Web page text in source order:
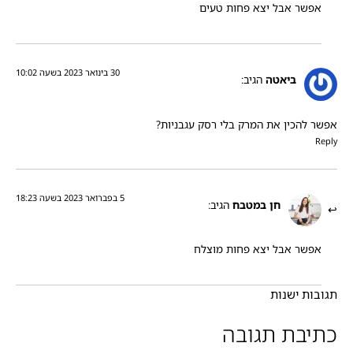
אפשר אבל יצא פחות טעים
ביאטה הגיב:
30 בינואר 2023 בשעה 10:02
אפשר להכין את המרק בלי רסק עגבניות?
Reply
חן במטבח הגיב:
5 בפברואר 2023 בשעה 18:23
אפשר אבל יצא פחות מוצלח
תגובות ישנות
כתיבת תגובה